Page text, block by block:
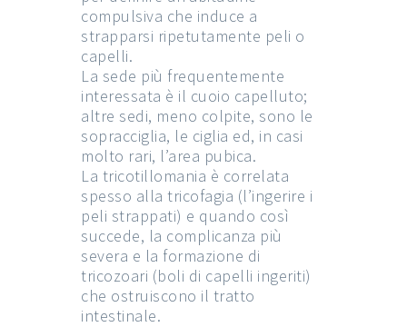
compulsiva che induce a
strapparsi ripetutamente peli o
capelli.
La sede più frequentemente
interessata è il cuoio capelluto;
altre sedi, meno colpite, sono le
sopracciglia, le ciglia ed, in casi
molto rari, l’area pubica.
La tricotillomania è correlata
spesso alla tricofagia (l’ingerire i
peli strappati) e quando così
succede, la complicanza più
severa e la formazione di
tricozoari (boli di capelli ingeriti)
che ostruiscono il tratto
intestinale.